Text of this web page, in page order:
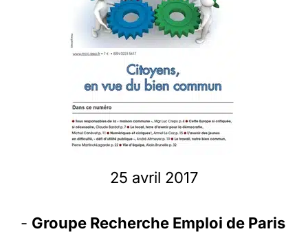
Membres
Nous soutenir
La revue Responsables
25 avril 2017
- Groupe Recherche Emploi de Paris